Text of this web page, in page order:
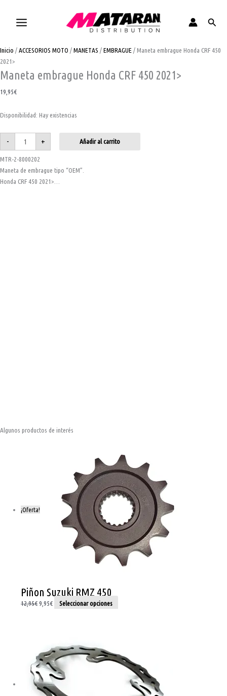
contenido
Inicio /ACCESORIOS MOTO /MANETAS /EMBRAGUE/ Maneta embrague Honda CRF 450
2021>
Maneta embrague Honda CRF 450 2021>
19,95€
Disponibilidad: Hay existencias
-
CRF
450
+ Añadir al carrito
MTR-2-8000202
Maneta de embrague tipo “OEM”.
Honda CRF 450 2021>…
Algunos productos de interés
¡Oferta!
Piñon Suzuki RMZ 450
12,95€
12,95€.
9,95€
actual
9,95€.
Seleccionar opciones
producto
tiene
variantes.
opciones
página
de
Suzuki
19x2.15
negro
cantidad